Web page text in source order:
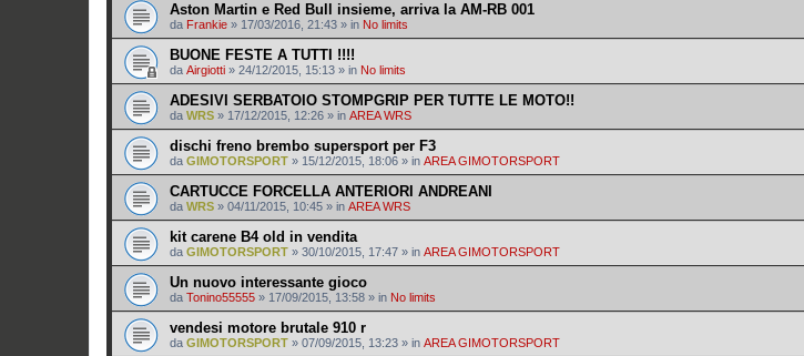
Aston Martin e Red Bull insieme, arriva la AM-RB 001
da Frankie » 17/03/2016, 21:43 » in No limits
BUONE FESTE A TUTTI !!!!
da Airgiotti » 24/12/2015, 15:13 » in No limits
ADESIVI SERBATOIO STOMPGRIP PER TUTTE LE MOTO!!
da WRS » 17/12/2015, 12:26 » in AREA WRS
dischi freno brembo supersport per F3
da GIMOTORSPORT » 15/12/2015, 18:06 » in AREA GIMOTORSPORT
CARTUCCE FORCELLA ANTERIORI ANDREANI
da WRS » 04/11/2015, 10:45 » in AREA WRS
kit carene B4 old in vendita
da GIMOTORSPORT » 30/10/2015, 17:47 » in AREA GIMOTORSPORT
Un nuovo interessante gioco
da Tonino55555 » 17/09/2015, 13:58 » in No limits
vendesi motore brutale 910 r
da GIMOTORSPORT » 07/09/2015, 13:23 » in AREA GIMOTORSPORT